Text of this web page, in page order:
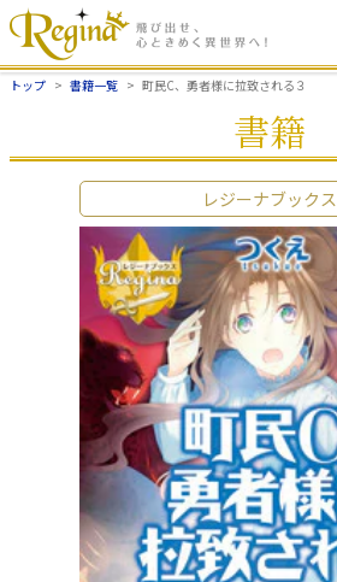
トップ 書籍一覧 町民C、勇者様に拉致される３
書籍
レジーナブックス